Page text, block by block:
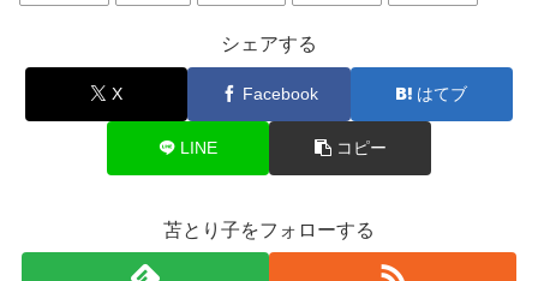
シェアする
X Facebook はてブ
LINE コピー
苫とり子をフォローする